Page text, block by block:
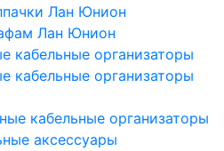
Лан Юнион
Лан Юнион
кабельные организаторы
кабельные организаторы
кабельные организаторы
аксессуары